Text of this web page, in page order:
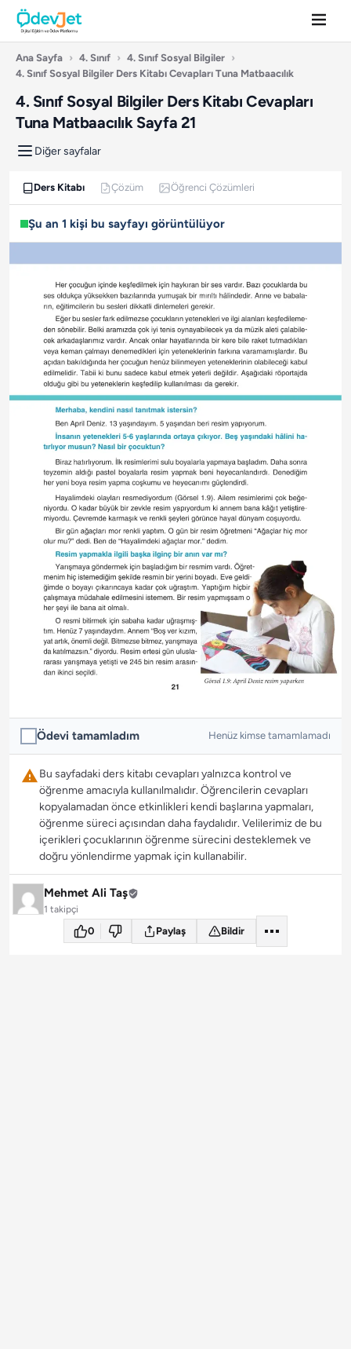
Ana Sayfa › 4. Sınıf › 4. Sınıf Sosyal Bilgiler ›
4. Sınıf Sosyal Bilgiler Ders Kitabı Cevapları Tuna Matbaacılık
4. Sınıf Sosyal Bilgiler Ders Kitabı Cevapları
Tuna Matbaacılık Sayfa 21
Diğer sayfalar
Ders Kitabı Çözüm Öğrenci Çözümleri
Şu an 1 kişi bu sayfayı görüntülüyor
Ödevi tamamladım Henüz kimse tamamlamadı
Bu sayfadaki ders kitabı cevapları yalnızca kontrol ve
öğrenme amacıyla kullanılmalıdır. Öğrencilerin cevapları
kopyalamadan önce etkinlikleri kendi başlarına yapmaları,
öğrenme süreci açısından daha faydalıdır. Velilerimiz de bu
içerikleri çocuklarının öğrenme sürecini desteklemek ve
doğru yönlendirme yapmak için kullanabilir.
Mehmet Ali Taş
1 takipçi
0 Paylaş Bildir